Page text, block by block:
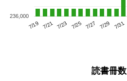
7/19 7/21 7/23 7/25 7/27 7/29 7/31
236,000
読書冊数